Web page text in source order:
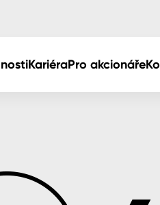
KariéraPro akcionáře